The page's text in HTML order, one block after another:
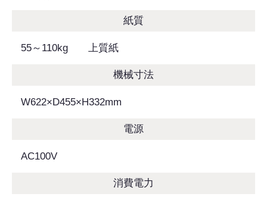
紙質
55～110kg 上質紙
機械寸法
W622×D455×H332mm
電源
AC100V
消費電力